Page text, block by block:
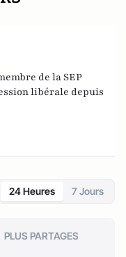
de la SEP
libérale depuis
24 Heures 7 Jours
PLUS PARTAGES